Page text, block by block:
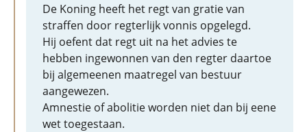
De Koning heeft het regt van gratie van
straffen door regterlijk vonnis opgelegd.
Hij oefent dat regt uit na het advies te
hebben ingewonnen van den regter daartoe
bij algemeenen maatregel van bestuur
aangewezen.
Amnestie of abolitie worden niet dan bij eene
wet toegestaan.